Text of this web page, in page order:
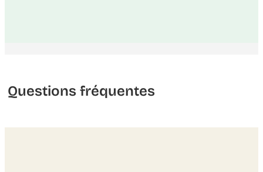
Questions fréquentes